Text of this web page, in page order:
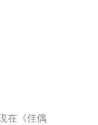
在《佳偶